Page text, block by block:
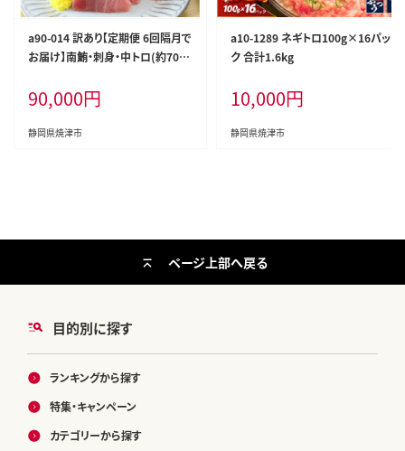
a90-014 訳あり【定期便 6回隔月で
お届け】南鮪・刺身・中トロ(約700
90,000円
静岡県焼津市
a10-1289 ネギトロ100g×16パッ
ク 合計1.6kg
10,000円
静岡県焼津市
目的別に探す
ランキングから探す
特集・キャンペーン
カテゴリーから探す
ページ上部へ戻る